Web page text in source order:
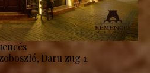
Daru zug 1.